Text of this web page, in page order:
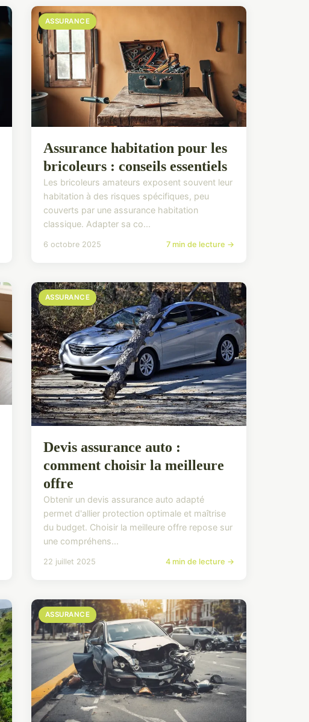
ASSURANCE
Assurance habitation pour les
bricoleurs : conseils essentiels
Les bricoleurs amateurs exposent souvent leur
habitation à des risques spécifiques, peu
couverts par une assurance habitation
classique. Adapter sa co...
6 octobre 2025 7 min de lecture →
ASSURANCE
Devis assurance auto :
comment choisir la meilleure
offre
Obtenir un devis assurance auto adapté
permet d'allier protection optimale et maîtrise
du budget. Choisir la meilleure offre repose sur
une compréhens...
22 juillet 2025 4 min de lecture →
ASSURANCE